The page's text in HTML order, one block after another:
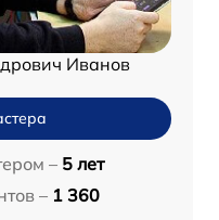
Иванов
– 5 лет
– 1 360